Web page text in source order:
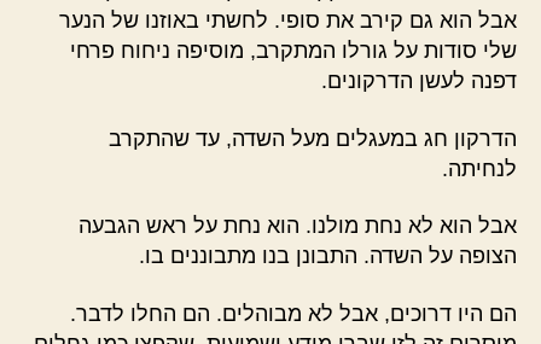
אבל הוא גם קירב את סופי. לחשתי באוזנו של הנער
שלי סודות על גורלו המתקרב, מוסיפה ניחוח פרחי
דפנה לעשן הדרקונים.
הדרקון חג במעגלים מעל השדה, עד שהתקרב
לנחיתה.
אבל הוא לא נחת מולנו. הוא נחת על ראש הגבעה
הצופה על השדה. התבונן בנו מתבוננים בו.
הם היו דרוכים, אבל לא מבוהלים. הם החלו לדבר.